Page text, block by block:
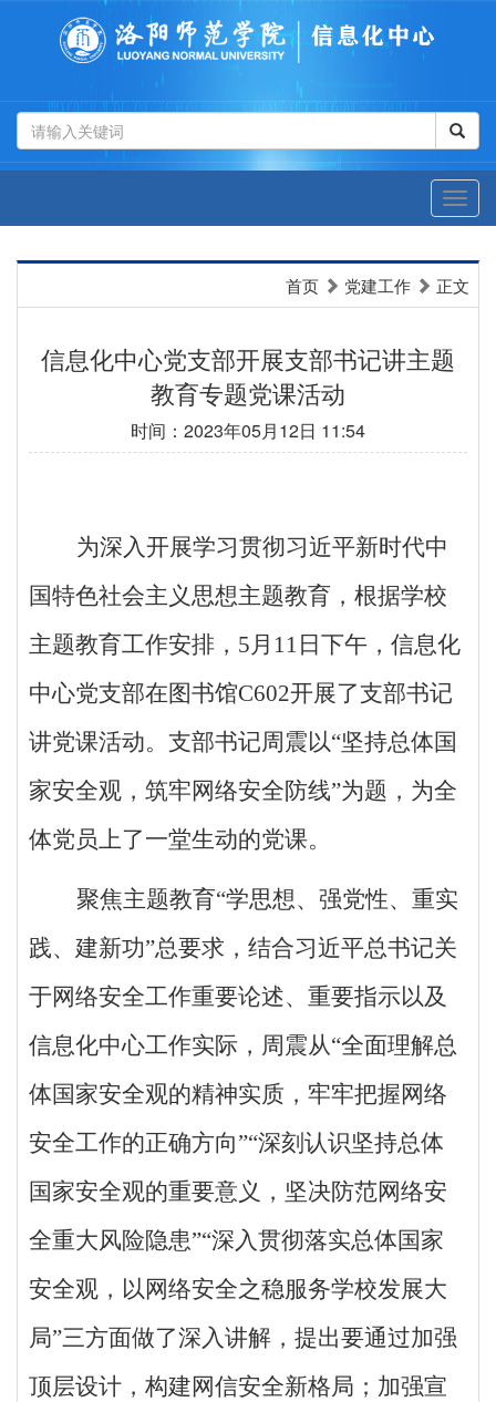
首页 党建工作 正文
信息化中心党支部开展支部书记讲主题
教育专题党课活动
时间：2023年05月12日 11:54
为深入开展学习贯彻习近平新时代中
国特色社会主义思想主题教育，根据学校
主题教育工作安排，5月11日下午，信息化
中心党支部在图书馆C602开展了支部书记
讲党课活动。支部书记周震以“坚持总体国
家安全观，筑牢网络安全防线”为题，为全
体党员上了一堂生动的党课。
聚焦主题教育“学思想、强党性、重实
践、建新功”总要求，结合习近平总书记关
于网络安全工作重要论述、重要指示以及
信息化中心工作实际，周震从“全面理解总
体国家安全观的精神实质，牢牢把握网络
安全工作的正确方向”“深刻认识坚持总体
国家安全观的重要意义，坚决防范网络安
全重大风险隐患”“深入贯彻落实总体国家
安全观，以网络安全之稳服务学校发展大
局”三方面做了深入讲解，提出要通过加强
顶层设计，构建网信安全新格局；加强宣